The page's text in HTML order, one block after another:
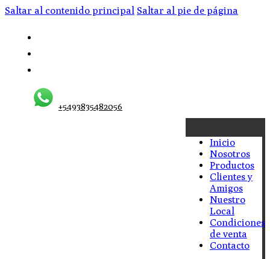
Saltar al contenido principal Saltar al pie de página
+5493835482056
Inicio
Nosotros
Productos
Clientes y
Amigos
Nuestro
Local
Condiciones
de venta
Contacto